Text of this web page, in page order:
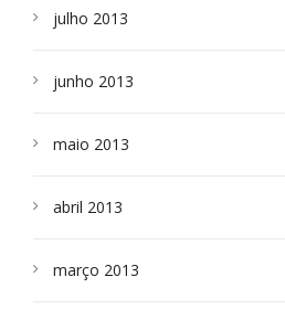
julho 2013
junho 2013
maio 2013
abril 2013
março 2013